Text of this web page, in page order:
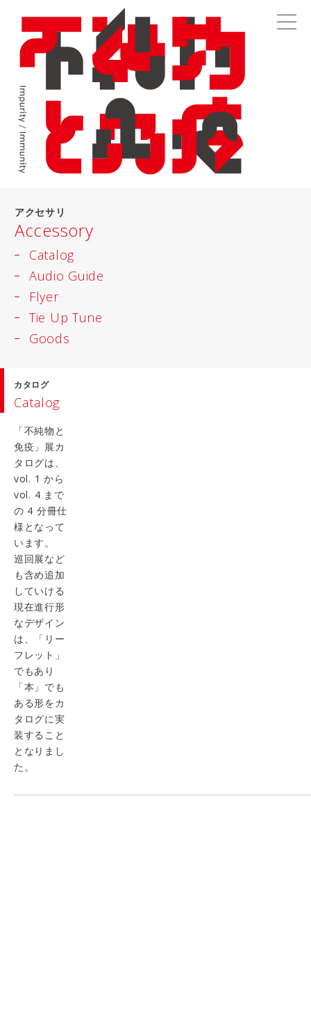
アクセサリ
Accessory
Catalog
Audio Guide
Flyer
Tie Up Tune
Goods
カタログ
Catalog
「不純物と
免疫」展カ
タログは、
vol. 1 から
vol. 4 まで
の 4 分冊仕
様となって
います。
巡回展など
も含め追加
していける
現在進行形
なデザイン
は、「リー
フレット」
でもあり
「本」でも
ある形をカ
タログに実
装すること
となりまし
た。